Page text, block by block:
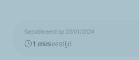
Gepubliceerd op 23/01/2024
1 minleestijd